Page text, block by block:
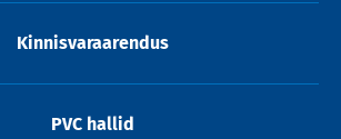
Kinnisvaraarendus
PVC hallid